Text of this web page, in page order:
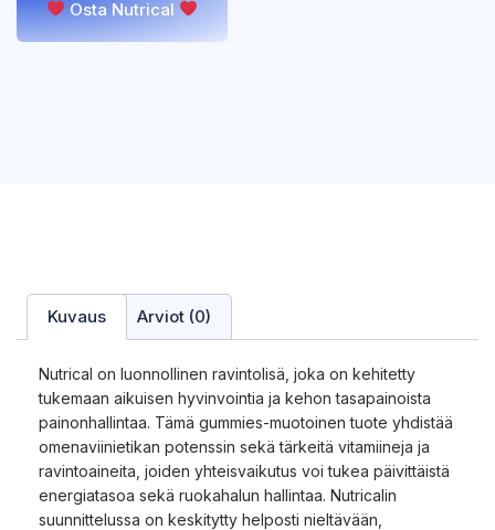
Osta Nutrical
Kuvaus Arviot (0)
Nutrical on luonnollinen ravintolisä, joka on kehitetty
tukemaan aikuisen hyvinvointia ja kehon tasapainoista
painonhallintaa. Tämä gummies-muotoinen tuote yhdistää
omenaviinietikan potenssin sekä tärkeitä vitamiineja ja
ravintoaineita, joiden yhteisvaikutus voi tukea päivittäistä
energiatasoa sekä ruokahalun hallintaa. Nutricalin
suunnittelussa on keskitytty helposti nieltävään,